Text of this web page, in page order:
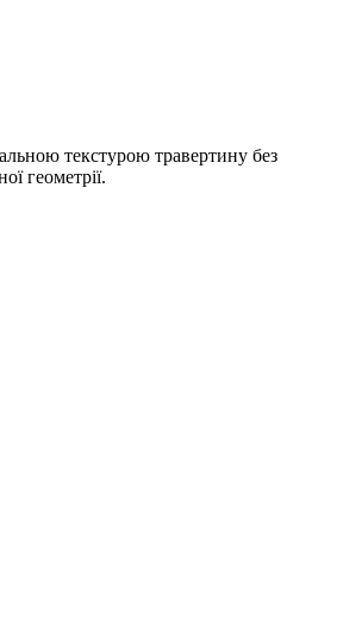
текстурою травертину без
геометрії.